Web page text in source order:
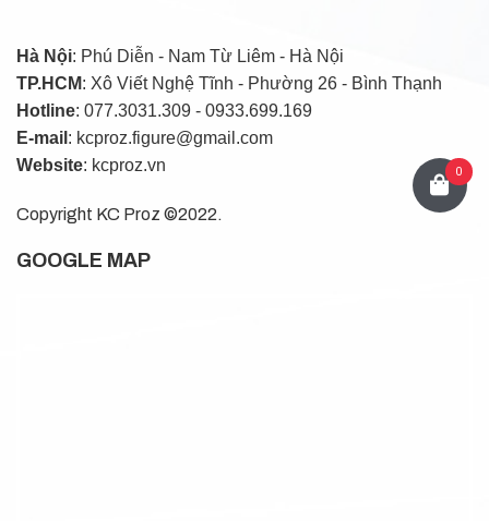
Hà Nội: Phú Diễn - Nam Từ Liêm - Hà Nội
TP.HCM: Xô Viết Nghệ Tĩnh - Phường 26 - Bình Thạnh
Hotline: 077.3031.309 - 0933.699.169
E-mail : kcproz.figure@gmail.com
Website: kcproz.vn
Copyright KC Proz ©2022.
GOOGLE MAP
0